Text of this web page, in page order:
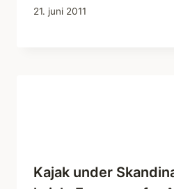
21. juni 2011
Kajak under